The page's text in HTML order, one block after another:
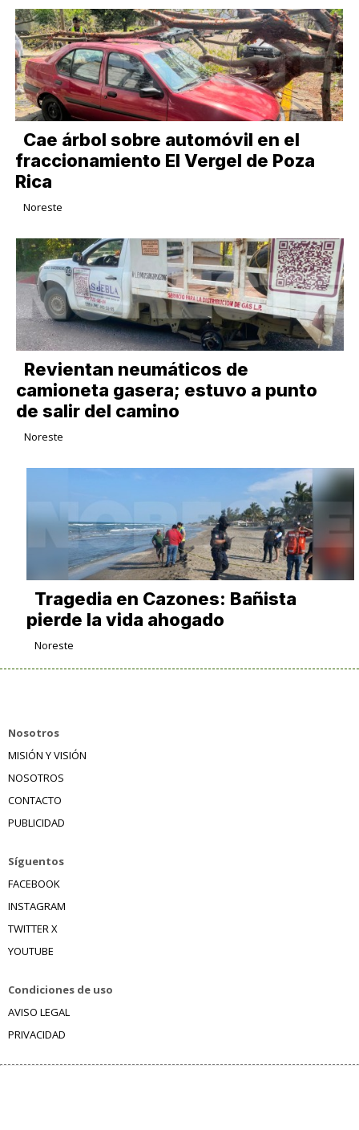
Cae árbol sobre automóvil en el
fraccionamiento El Vergel de Poza
Rica
Noreste
Revientan neumáticos de
camioneta gasera; estuvo a punto
de salir del camino
Noreste
Tragedia en Cazones: Bañista
pierde la vida ahogado
Noreste
Nosotros
MISIÓN Y VISIÓN
NOSOTROS
CONTACTO
PUBLICIDAD
Síguentos
FACEBOOK
INSTAGRAM
TWITTER X
YOUTUBE
Condiciones de uso
AVISO LEGAL
PRIVACIDAD